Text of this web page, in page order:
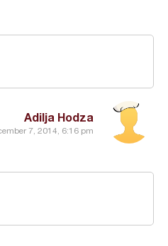
Adilja Hodza
7, 2014, 6:16 pm